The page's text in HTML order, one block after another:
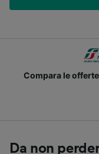
Unisciti ai
Da non